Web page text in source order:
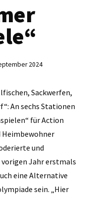
2024
Sackwerfen,
An sechs Stationen
für Action
Heimbewohner
und
Jahr erstmals
eine Alternative
sein. „Hier